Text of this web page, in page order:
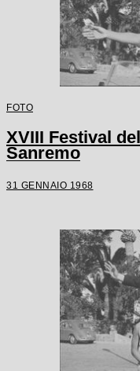
FOTO
XVIII Festival
Sanremo
31 GENNAIO 1968